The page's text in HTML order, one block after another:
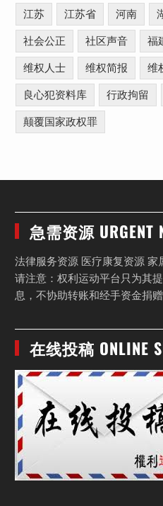
江苏 江苏省 河南
社会公正 社区声音 福
维权人士 维权简报 维
良心犯资料库 行政拘留
颠覆国家政权罪
急需资源 URGENT
法律服务资源 医疗康复资源
请注意：权利运动平台只为其
息，不协助转账和经手资金捐赠
在线投稿 ONLINE